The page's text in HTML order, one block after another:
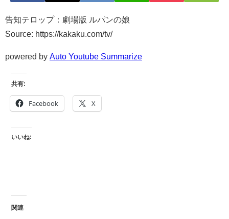
告知テロップ：劇場版 ルパンの娘
Source: https://kakaku.com/tv/
powered by Auto Youtube Summarize
共有:
Facebook X
いいね:
関連